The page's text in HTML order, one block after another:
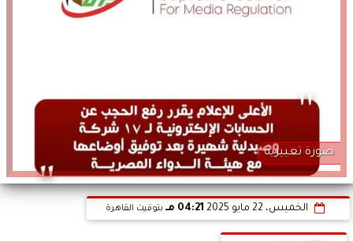
صورة تعبيرية
الخميس، 22 مايو 2025 04:21 مـ بتوقيت القاهرة